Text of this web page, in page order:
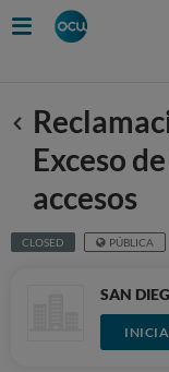
Anterior
Exceso
accesos
CLOSED PÚBLICA
SAN